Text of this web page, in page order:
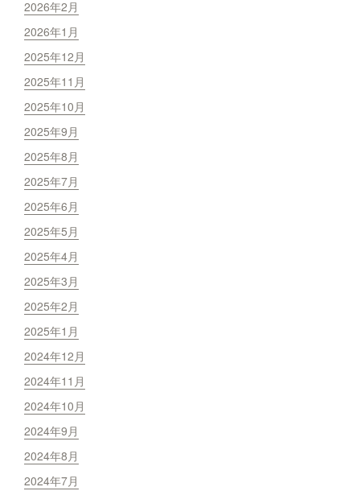
2026年2月
2026年1月
2025年12月
2025年11月
2025年10月
2025年9月
2025年8月
2025年7月
2025年6月
2025年5月
2025年4月
2025年3月
2025年2月
2025年1月
2024年12月
2024年11月
2024年10月
2024年9月
2024年8月
2024年7月